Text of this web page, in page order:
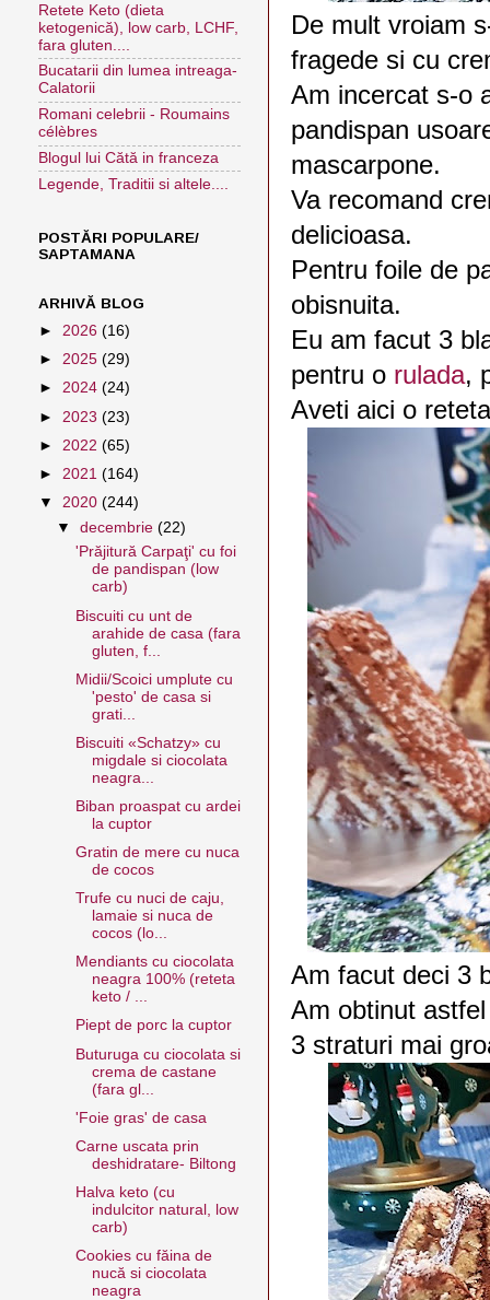
De mult vroiam
fragede si cu
Am incercat s-o
pandispan
mascarpone.
Va recomand
delicioasa.
Pentru foile de
obisnuita.
Eu am facut 3
pentru o rulada,
Aveti aici o
Am facut deci 3
Am obtinut
3 straturi mai
Retete Keto (dieta
ketogenică), low carb, LCHF,
fara gluten....
Bucatarii din lumea intreaga-
Calatorii
Romani celebrii - Roumains
célèbres
Blogul lui Cătă in franceza
Legende, Traditii si altele....
POSTĂRI POPULARE/
SAPTAMANA
ARHIVĂ BLOG
► 2026 (16)
► 2025 (29)
► 2024 (24)
► 2023 (23)
► 2022 (65)
► 2021 (164)
▼ 2020 (244)
▼decembrie(22)
'Prăjitură Carpaţi' cu foi
de pandispan (low
carb)
Biscuiti cu unt de
arahide de casa (fara
gluten, f...
Midii/Scoici umplute cu
'pesto' de casa si
grati...
Biscuiti «Schatzy» cu
migdale si ciocolata
neagra...
Biban proaspat cu ardei
la cuptor
Gratin de mere cu nuca
de cocos
Trufe cu nuci de caju,
lamaie si nuca de
cocos (lo...
Mendiants cu ciocolata
neagra 100% (reteta
keto / ...
Piept de porc la cuptor
Buturuga cu ciocolata si
crema de castane
(fara gl...
'Foie gras' de casa
Carne uscata prin
deshidratare- Biltong
Halva keto (cu
indulcitor natural, low
carb)
Cookies cu făina de
nucă si ciocolata
neagra